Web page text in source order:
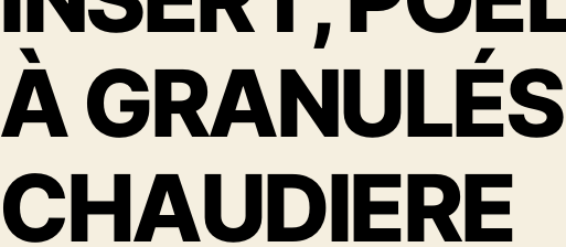
À GRANULÉS
CHAUDIERE